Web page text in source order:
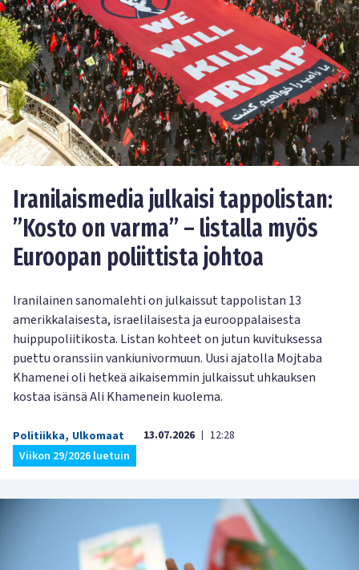
Iranilaismedia julkaisi tappolistan:
”Kosto on varma” – listalla myös
Euroopan poliittista johtoa
Iranilainen sanomalehti on julkaissut tappolistan 13
amerikkalaisesta, israelilaisesta ja eurooppalaisesta
huippupoliitikosta. Listan kohteet on jutun kuvituksessa
puettu oranssiin vankiunivormuun. Uusi ajatolla Mojtaba
Khamenei oli hetkeä aikaisemmin julkaissut uhkauksen
kostaa isänsä Ali Khamenein kuolema.
Politiikka, Ulkomaat 13.07.2026 | 12:28
Viikon 29/2026 luetuin